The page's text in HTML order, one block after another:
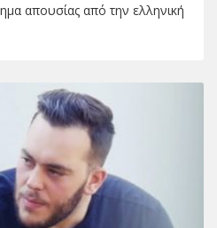
απουσίας από την ελληνική